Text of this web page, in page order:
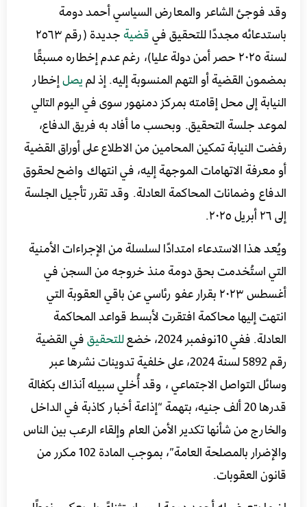
وقد فوجئ الشاعر والمعارض السياسي أحمد دومة
باستدعائه مجددًا للتحقيق فيقضية
جديدة (رقم ٢٥٦٣
لسنة ٢٠٢٥ حصر أمن دولة عليا)، رغم عدم إخطاره مسبقًا
بمضمون القضية أو التهم المنسوبة إليه. إذ لميصلإخطار
النيابة إلى محل إقامته بمركز دمنهور سوى في اليوم التالي
لموعد جلسة التحقيق. وبحسب ما أفاد به فريق الدفاع،
رفضت النيابة تمكين المحامين من الاطلاع على أوراق القضية
أو معرفة الاتهامات الموجهة إليه، في انتهاك واضح لحقوق
الدفاع وضمانات المحاكمة العادلة. وقد تقرر تأجيل الجلسة
إلى ٢٦ أبريل ٢٠٢٥.
ويُعد هذا الاستدعاء امتدادًا لسلسلة من الإجراءات الأمنية
التي استُخدمت بحق دومة منذ خروجه من السجن في
أغسطس ٢٠٢٣ بقرار عفو رئاسي عن باقي العقوبة التي
انتهت إليها محاكمة افتقرت لأبسط قواعد المحاكمة
العادلة. ففي 10نوفمبر 2024، خضع
للتحقيقفي القضية
رقم 5892 لسنة 2024، على خلفية تدوينات نشرها عبر
وسائل التواصل الاجتماعي ، وقد أُخلي سبيله آنذاك بكفالة
قدرها 20 ألف جنيه، بتهمة “إذاعة أخبار كاذبة في الداخل
والخارج من شأنها تكدير الأمن العام وإلقاء الرعب بين الناس
والإضرار بالمصلحة العامة”، بموجب المادة 102 مكرر من
قانون العقوبات.